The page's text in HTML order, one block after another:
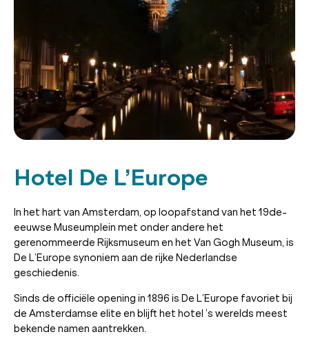
Hotel De L’Europe
In het hart van Amsterdam, op loopafstand van het 19de-
eeuwse Museumplein met onder andere het
gerenommeerde Rijksmuseum en het Van Gogh Museum, is
De L’Europe synoniem aan de rijke Nederlandse
geschiedenis.
Sinds de officiële opening in 1896 is De L’Europe favoriet bij
de Amsterdamse elite en blijft het hotel ’s werelds meest
bekende namen aantrekken.